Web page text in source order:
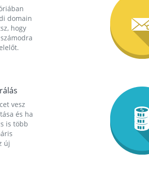
domain
hogy
vesz
és ha
is több
új